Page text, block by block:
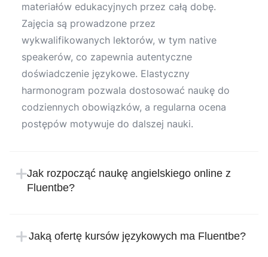
materiałów edukacyjnych przez całą dobę.
Zajęcia są prowadzone przez
wykwalifikowanych lektorów, w tym native
speakerów, co zapewnia autentyczne
doświadczenie językowe. Elastyczny
harmonogram pozwala dostosować naukę do
codziennych obowiązków, a regularna ocena
postępów motywuje do dalszej nauki.
Jak rozpocząć naukę angielskiego online z
Fluentbe?
intuicyjne. Wystarczy zarejestrować się na
Jaką ofertę kursów językowych ma Fluentbe?